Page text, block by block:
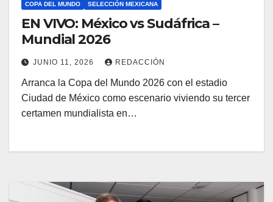
COPA DEL MUNDO SELECCIÓN MEXICANA
EN VIVO: México vs Sudáfrica –
Mundial 2026
JUNIO 11, 2026 REDACCIÓN
Arranca la Copa del Mundo 2026 con el estadio
Ciudad de México como escenario viviendo su tercer
certamen mundialista en…